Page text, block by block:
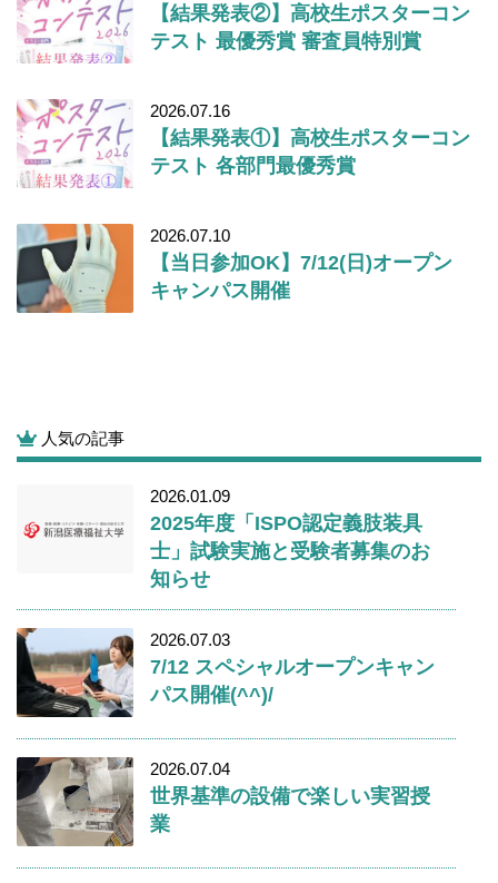
【結果発表②】高校生ポスターコン
テスト 最優秀賞 審査員特別賞
2026.07.16
【結果発表①】高校生ポスターコン
テスト 各部門最優秀賞
2026.07.10
【当日参加OK】7/12(日)オープン
キャンパス開催
人気の記事
2026.01.09
2025年度「ISPO認定義肢装具
士」試験実施と受験者募集のお
知らせ
2026.07.03
7/12 スペシャルオープンキャン
パス開催(^^)/
2026.07.04
世界基準の設備で楽しい実習授
業